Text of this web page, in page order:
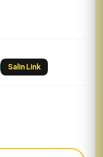
Salin Link